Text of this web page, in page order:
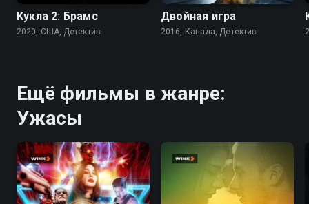
Кукла 2: Брамс
2020, США, Детектив
Двойная игра
2016, Канада, Детектив
Ещё фильмы в жанре:
Ужасы